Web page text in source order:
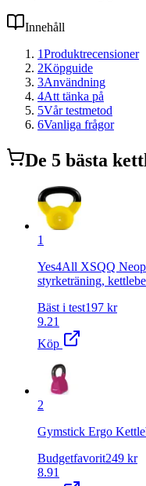
Innehåll
1Produktrecensioner
2Köpguide
3Användning
4Att tänka på
5Vår testmetod
6Vanliga frågor
De 5 bästa
1
Yes4All XSQQ
styrketräning,
Bäst i test197 kr
9.21
Köp
2
Gymstick Ergo
Budgetfavorit249 kr
8.91